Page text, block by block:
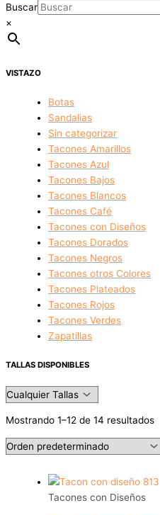
Buscar
×
VISTAZO
Botas
Sandalias
Sin categorizar
Tacones Amarillos
Tacones Azul
Tacones Bajos
Tacones Blancos
Tacones Café
Tacones con Diseños
Tacones Dorados
Tacones Negros
Tacones otros Colores
Tacones Plateados
Tacones Rojos
Tacones Verdes
Zapatillas
TALLAS DISPONIBLES
Mostrando 1–12 de 14 resultados
Tacones con Diseños